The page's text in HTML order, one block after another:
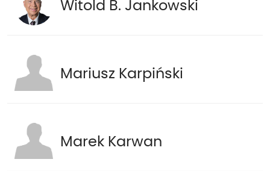
Witold B. Jankowski
Mariusz Karpiński
Marek Karwan